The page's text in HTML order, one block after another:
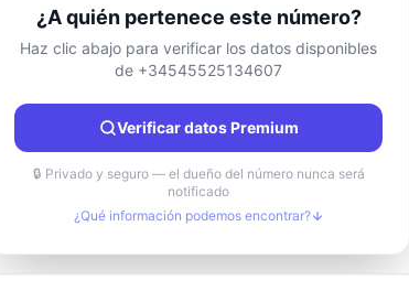
Desconocido
Desconocido
Desconocido
Desconocido
País
Ciudad
Región
Desconocido Tipo
¿A quién pertenece este número?
Haz clic abajo para verificar los datos disponibles
de +34545525134607
Verificar datos Premium
🔒 Privado y seguro — el dueño del número nunca será
notificado
¿Qué información podemos encontrar?